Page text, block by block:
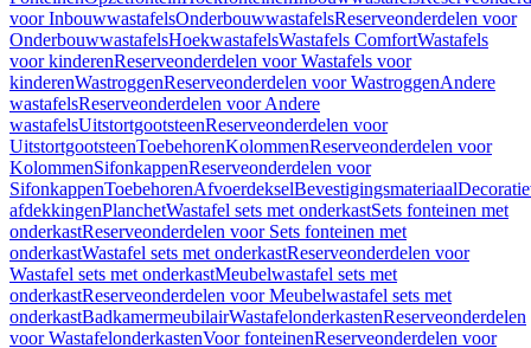
voor InbouwwastafelsOnderbouwwastafelsReserveonderdelen voor
OnderbouwwastafelsHoekwastafelsWastafels ComfortWastafels
voor kinderenReserveonderdelen voor Wastafels voor
kinderenWastroggenReserveonderdelen voor WastroggenAndere
wastafelsReserveonderdelen voor Andere
wastafelsUitstortgootsteenReserveonderdelen voor
UitstortgootsteenToebehorenKolommenReserveonderdelen voor
KolommenSifonkappenReserveonderdelen voor
SifonkappenToebehorenAfvoerdekselBevestigingsmateriaal
afdekkingenPlanchetWastafel sets met onderkastSets fonteinen met
onderkastReserveonderdelen voor Sets fonteinen met
onderkastWastafel sets met onderkastReserveonderdelen voor
Wastafel sets met onderkastMeubelwastafel sets met
onderkastReserveonderdelen voor Meubelwastafel sets met
onderkastBadkamermeubilairWastafelonderkastenReserveonderdelen
voor WastafelonderkastenVoor fonteinenReserveonderdelen voor